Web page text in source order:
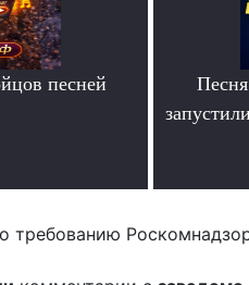
песней
требованию